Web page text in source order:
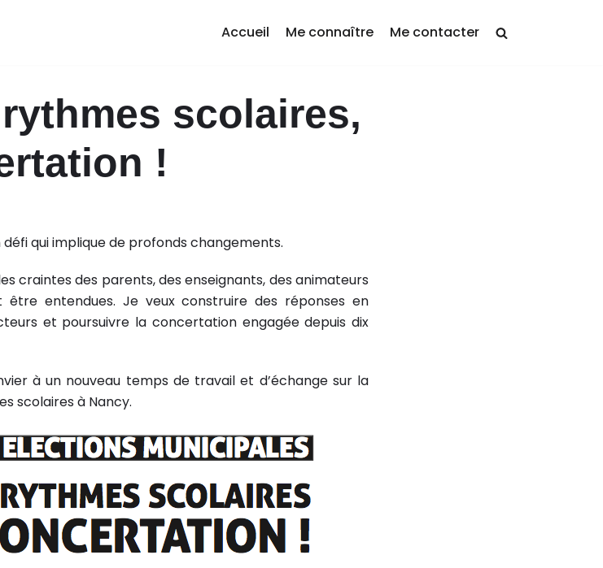
Accueil Me connaître Me contacter
scolaires,
!
qui implique de profonds changements.
craintes des parents, des enseignants, des animateurs
entendues. Je veux construire des réponses en
et poursuivre la concertation engagée depuis dix
à un nouveau temps de travail et d’échange sur la
scolaires à Nancy.